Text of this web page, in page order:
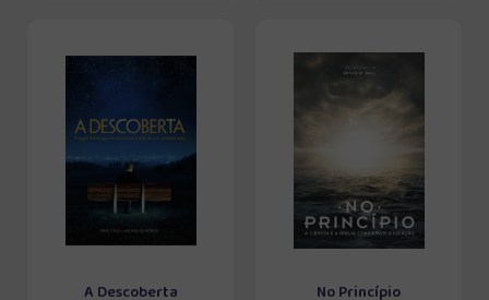
A Descoberta No Princípio